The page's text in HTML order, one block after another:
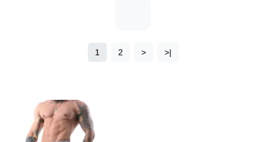
1 2 > >|